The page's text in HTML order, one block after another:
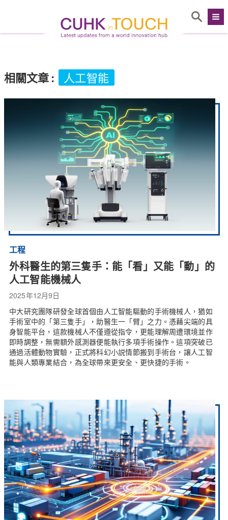
相關文章: 人工智能
工程
外科醫生的第三隻手：能「看」又能「動」的
人工智能機械人
2025年12月9日
中大研究團隊研發全球首個由人工智能驅動的手術機械人，猶如
手術室中的「第三隻手」，助醫生一「臂」之力。憑藉尖端的具
身智能平台，這款機械人不僅遵從指令，更能理解周遭環境並作
即時調整，無需額外感測器便能執行多項手術操作。這項突破已
通過活體動物實驗，正式將科幻小説情節搬到手術台，讓人工智
能與人類專業結合，為全球帶來更安全、更快捷的手術。